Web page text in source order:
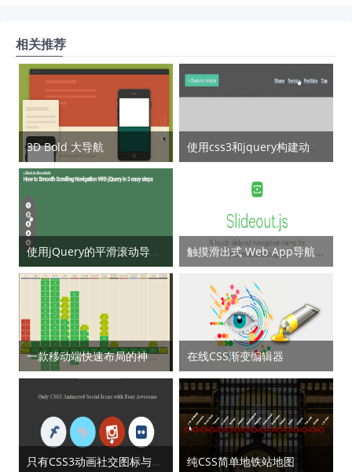
相关推荐
3D Bold 大导航 使用css3和jquery构建动画固定菜单
使用jQuery的平滑滚动导航3个简单步骤 触摸滑出式 Web App导航菜单 – Slideout.js
一款移动端快速布局的神器 — flex.css 在线CSS渐变编辑器
只有CSS3动画社交图标与字体Awesome 纯CSS简单地铁站地图